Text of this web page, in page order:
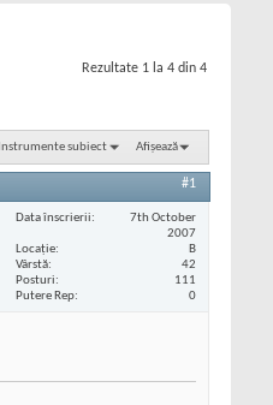
Rezultate 1 la 4 din 4
Instrumente subiect Afișează
#1
Data înscrierii
7th October
2007
Locaţie
B
Vârstă
42
Posturi
111
Putere Rep
0